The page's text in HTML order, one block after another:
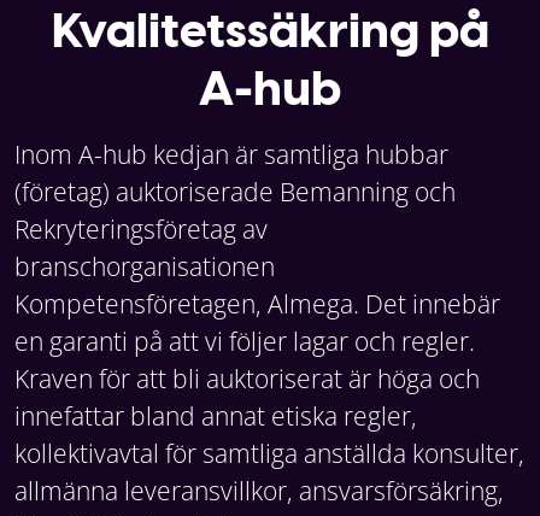
Kvalitetssäkring på
A-hub
Inom A-hub kedjan är samtliga hubbar
(företag) auktoriserade Bemanning och
Rekryteringsföretag av
branschorganisationen
Kompetensföretagen, Almega. Det innebär
en garanti på att vi följer lagar och regler.
Kraven för att bli auktoriserat är höga och
innefattar bland annat etiska regler,
kollektivavtal för samtliga anställda konsulter,
allmänna leveransvillkor, ansvarsförsäkring,